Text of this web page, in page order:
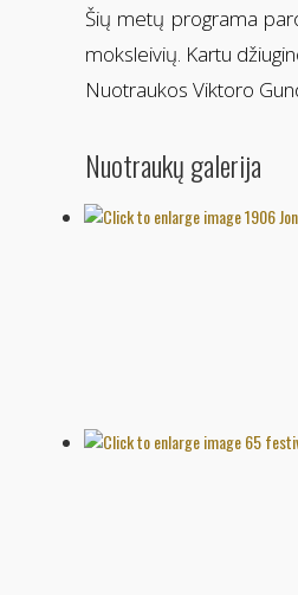
Šių metų programa
moksleivių. Kartu
Nuotraukos Viktoro
Nuotraukų galerija